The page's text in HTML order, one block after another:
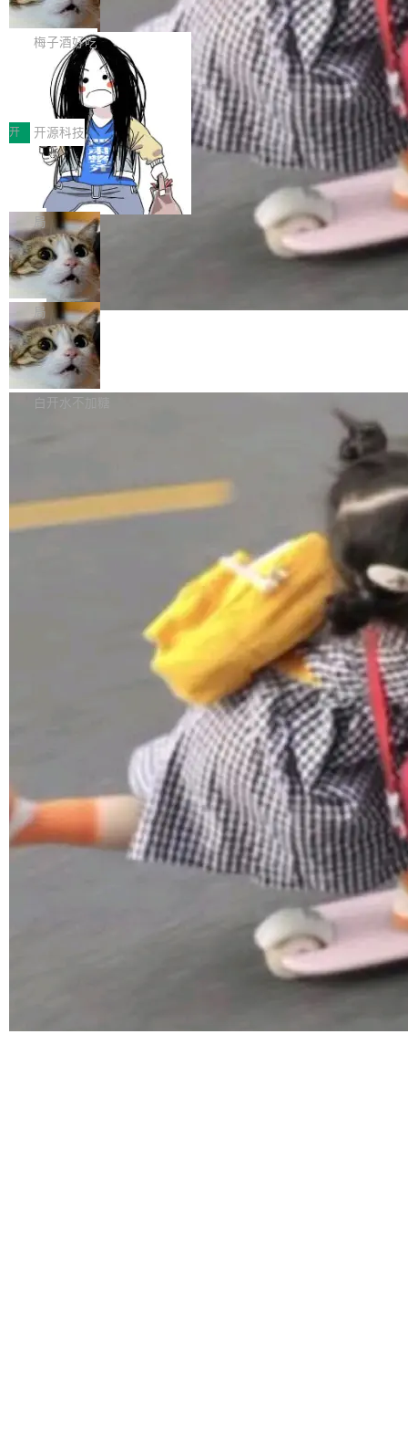
但对于金融、能源、医疗等对数据安全要求较...
Token花在哪里、算力是否被充分利用，以及持
续增长的AI成本该如何优化。 深信服AI算力网关
正是围绕这些实际问题，从Token治理和成本治
理两个方面，让用户的每一份算力都看得清、管
得住、用得稳、省得下、更安全！ 一、从现在开
始，Token使用一目...
不是一个人走。一同离开的还有 Sanjay Ghema
wat（Google 员工编号 23，Jeff Dean 二十多
年的编程搭档，MapReduce 和 Bigtable 的共同
作者）、Quoc Le（Google 大脑核心成员，Se
q2Seq 和 DocAI 的共同发明人）以及 Oriol Vin
yals（Gemini 联合负责人，AlphaSta...
字体可调、22 种语言、记忆搜索增强
打开终端就能上岗的全中文编码智能体，这一轮
把「看得清、用母语、记得住」三件事一次补
齐。 SolonCode 是什么 SolonCode 是杭州无
耳科技研发的企业级终端编码智能体——一位全
中文驱动的数字员工，自主理解需求、规划步
骤、编写代码。不挑模型、不挑平台，curl 一行
装完即用。 开源地址：Gitee · GitCode · GitHu
b 安装 支持 Java 8+（8~26）、macOS / Linu
x / Windows / Harmony PC。 # macOS / Linu
x / Harmony PC curl -fsSL https://solon.noea
r.org/solon...
梅子酒好吃
让“代码语义理解”深度释放AI Coding
价值潜能：华为云码道（CodeArts）
代码仓技术解析
一、代码仓深度理解技术的作用与价值 在软件工
程实践中，代码仓是企业核心知识资产的主要载
体。企业级代码仓库通常包含数十万乃至数百万
个文件，其规模远超单次模型调用可承载的上下
文窗口。随着项目规模的持续扩张与代码历史的
不断累积，代码仓中的模块关系、接口契约、业
务逻辑等关键信息往往分散于数十乃至数百个文
件之中，形成高度复杂的知识关联网络。传统的
代码检索手段（如关键词匹配、目录遍历）仅能
在语法层面完成文本定位，难以触及代码的语义
内涵与结构关联，导致开发者使用代码智能体在
理解大规模代码仓时面临显著"代码仓理解"瓶
颈。 代码仓深度理解服务（以下简称" CodeBas
e深度理解服务"）是华为云码道（CodeA...
开 开源科技
一条“删库”命令跑 17 小时，算法工程
师删光 89TB 数据只为干私活
最高人民检察院8月4日公布了一起案件：北京一
名90后算法工程师王某，为了给自己接的私活腾
服务器空间，删光了公司AI游戏部门的全部核心
数据。 王某2024年1月入职东城区某科技公司AI
短剧部门，有互联网大厂背景。在公司内部架构
调整期间，部门三次通知全员将数据从A集群迁
移到B集群，王某都回复了"收到"。 他没有迁移
数据。2024年9月3日下午4点，他使用此前登录
的账号密码进入A集群，输入了一条被程序员圈
称为"删库跑路"的命令——最高管理员权限、无
局
Cloudflare 分享推理优化实践：KV ca
che 量化 + 权重压缩，吞吐量提升 4
1%，成本降 30%
Kimi 和 GLM 是当前最强的大模型系列之一，但
它们有一个共同的问题：太吃显存了。月之暗面
的 Kimi K 系列和智谱的 GLM 都是长上下文、M
oE 架构的大模型，好用到让人上瘾，但 GPU 显
存永远不够用。 Cloudflare 的 Workers AI 团队
一直在跑这些模型的推理。他们在官方博客上发
整性保护。效果是：吞吐量提升 41%，每 token
成本降低 30%，精度不变。 FP8 省的不仅是显
存 KV cache 是推理时最吃显...
局
腾讯混元 Hy ASR3.0preview 发布
腾讯混元正式推出新一代语音识别模型 Hy ASR
3.0preview。基于最新一代大语言模型 Hy3 的
让语音识别不再只是听清，而是真正听懂。通过
先理解你的语境和意图，再把准确的文字直接给
到你。从“逐字转写、单点优化”演进为“理解语
境、兼容场景、一键直出”。 Hy ASR 3.0 previe
w 不要求标准普通话，方言识别覆盖粤语、吴语
等 10 大方言片区和 20 余个二级小片区。在开
源评测集中，Hy ASR 3.0 preview 在多语种的
白开水不加糖
©OSCHINA(OSChina.NET) 京ICP备2025119063号